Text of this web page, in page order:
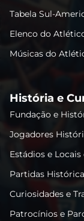
Tabela Sul-
Elenco do
Músicas do
História e
Fundação e
Jogadores
Estádios e
Partidas
Curiosidades e
Patrocínios e